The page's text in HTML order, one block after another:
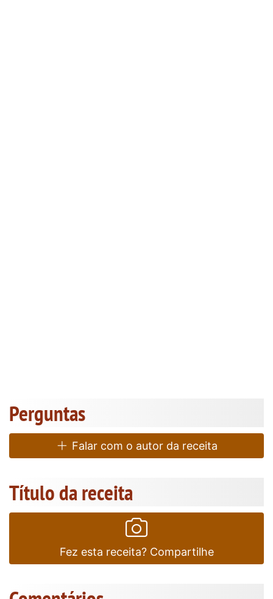
Perguntas
Falar com o autor da receita
Título da receita
Fez esta receita? Compartilhe